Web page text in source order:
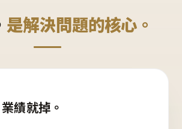
是解決問題的核心。
績就掉。